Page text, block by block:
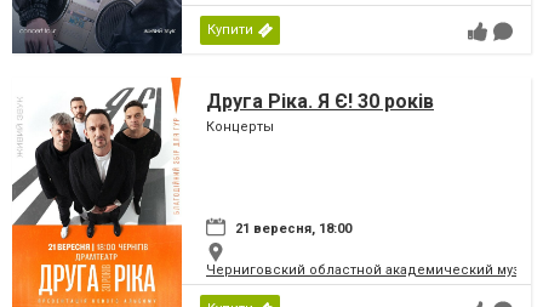
Купити
Друга Ріка. Я Є! 30 років
Концерты
21 вересня, 18:00
Черниговский областной академический